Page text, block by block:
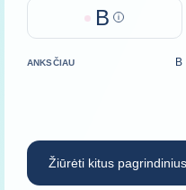
B Help
ANKSČIAU B
Žiūrėti kitus